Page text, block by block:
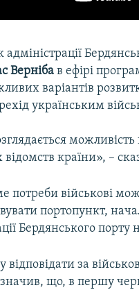
Верніба в ефірі
варіантів
українським
можливість
країни», –
потреби військові
портопункт,
Бердянського порту
за
що, в першу